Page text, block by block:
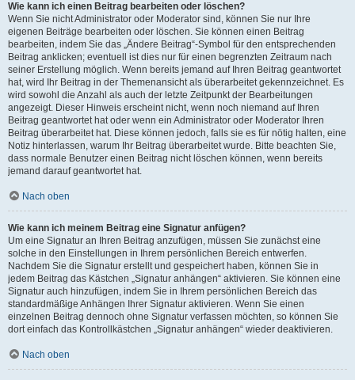
Wie kann ich einen Beitrag bearbeiten oder löschen?
Wenn Sie nicht Administrator oder Moderator sind, können Sie nur Ihre
eigenen Beiträge bearbeiten oder löschen. Sie können einen Beitrag
bearbeiten, indem Sie das „Ändere Beitrag“-Symbol für den entsprechenden
Beitrag anklicken; eventuell ist dies nur für einen begrenzten Zeitraum nach
seiner Erstellung möglich. Wenn bereits jemand auf Ihren Beitrag geantwortet
hat, wird Ihr Beitrag in der Themenansicht als überarbeitet gekennzeichnet. Es
wird sowohl die Anzahl als auch der letzte Zeitpunkt der Bearbeitungen
angezeigt. Dieser Hinweis erscheint nicht, wenn noch niemand auf Ihren
Beitrag geantwortet hat oder wenn ein Administrator oder Moderator Ihren
Beitrag überarbeitet hat. Diese können jedoch, falls sie es für nötig halten, eine
Notiz hinterlassen, warum Ihr Beitrag überarbeitet wurde. Bitte beachten Sie,
dass normale Benutzer einen Beitrag nicht löschen können, wenn bereits
jemand darauf geantwortet hat.
Nach oben
Wie kann ich meinem Beitrag eine Signatur anfügen?
Um eine Signatur an Ihren Beitrag anzufügen, müssen Sie zunächst eine
solche in den Einstellungen in Ihrem persönlichen Bereich entwerfen.
Nachdem Sie die Signatur erstellt und gespeichert haben, können Sie in
jedem Beitrag das Kästchen „Signatur anhängen“ aktivieren. Sie können eine
Signatur auch hinzufügen, indem Sie in Ihrem persönlichen Bereich das
standardmäßige Anhängen Ihrer Signatur aktivieren. Wenn Sie einen
einzelnen Beitrag dennoch ohne Signatur verfassen möchten, so können Sie
dort einfach das Kontrollkästchen „Signatur anhängen“ wieder deaktivieren.
Nach oben